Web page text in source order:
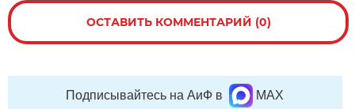
ОСТАВИТЬ КОММЕНТАРИЙ (0)
Подписывайтесь на АиФ в MAX